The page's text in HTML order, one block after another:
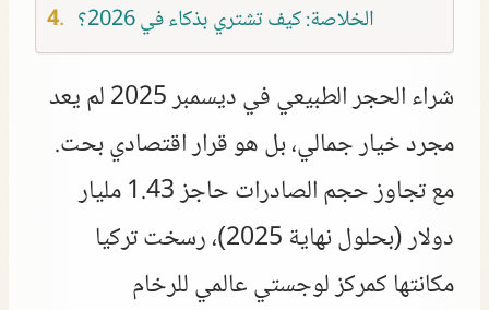
الخلاصة: كيف تشتري بذكاء في 2026؟
شراء الحجر الطبيعي في ديسمبر 2025 لم يعد
مجرد خيار جمالي، بل هو قرار اقتصادي بحت.
مع تجاوز حجم الصادرات حاجز 1.43 مليار
دولار (بحلول نهاية 2025)، رسخت تركيا
مكانتها كمركز لوجستي عالمي للرخام